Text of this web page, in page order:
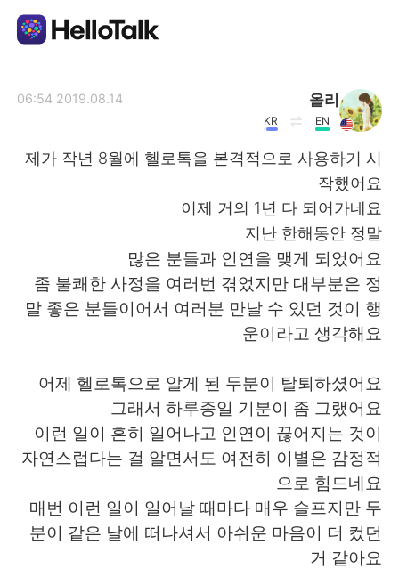
简体中文
繁體中文 Español
한국어
Русский ไทย
Türkçe Tiếng Việt
올리
EN
KR
2019.08.14 06:54
제가 작년 8월에 헬로톡을 본격적으로 사용하기 시
작했어요
이제 거의 1년 다 되어가네요
지난 한해동안 정말
많은 분들과 인연을 맺게 되었어요
좀 불쾌한 사정을 여러번 겪었지만 대부분은 정
말 좋은 분들이어서 여러분 만날 수 있던 것이 행
운이라고 생각해요
어제 헬로톡으로 알게 된 두분이 탈퇴하셨어요
그래서 하루종일 기분이 좀 그랬어요
이런 일이 흔히 일어나고 인연이 끊어지는 것이
자연스럽다는 걸 알면서도 여전히 이별은 감정적
으로 힘드네요
매번 이런 일이 일어날 때마다 매우 슬프지만 두
분이 같은 날에 떠나셔서 아쉬운 마음이 더 컸던
거 같아요